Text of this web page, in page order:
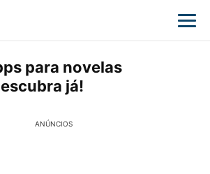
para novelas
já!
ANÚNCIOS